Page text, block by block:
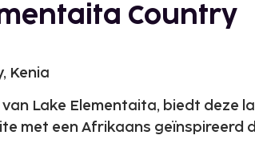
Country
Kenia
Lake Elementaita, biedt deze
met een Afrikaans geïnspireerd